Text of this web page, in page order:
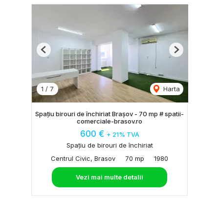
1 / 7 Harta
Previous Next
Spațiu birouri de închiriat Brașov - 70 mp # spatii-
comerciale-brasov.ro
600 € + 21% TVA
Spațiu de birouri de închiriat
Centrul Civic, Brasov
70 mp 1980
Vezi mai multe detalii